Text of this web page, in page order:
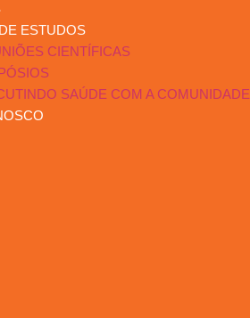
ESTUDOS
CIENTÍFICAS
SAÚDE COM A COMUNIDADE